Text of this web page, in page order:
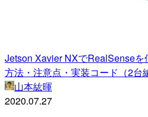
Jetson Xavier NXでRealSense
方法・注意点・実装コード（2台
山本紘暉
2020.07.27